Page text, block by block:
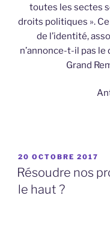
toutes les sectes
droits politiques ».
de l’identité,
n’annonce-t-il pas
Grand
PUBLIÉ
LE
20 OCTOBRE 2017
Résoudre nos
le haut ?